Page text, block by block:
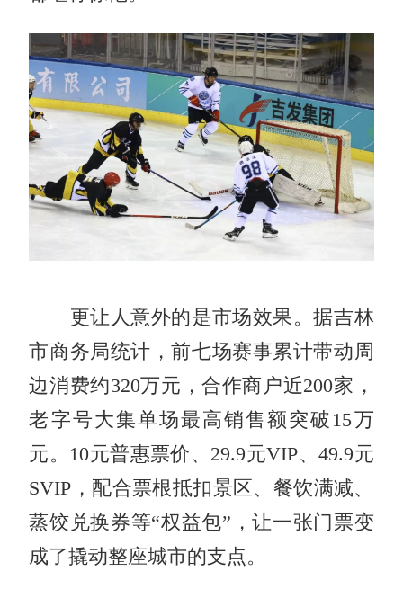
更让人意外的是市场效果。据吉林
市商务局统计，前七场赛事累计带动周
边消费约320万元，合作商户近200家，
老字号大集单场最高销售额突破15万
元。10元普惠票价、29.9元VIP、49.9元
SVIP，配合票根抵扣景区、餐饮满减、
蒸饺兑换券等“权益包”，让一张门票变
成了撬动整座城市的支点。